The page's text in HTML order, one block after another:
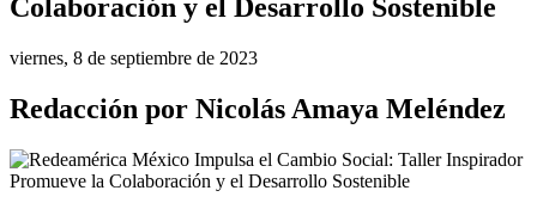
Colaboración y el Desarrollo Sostenible
viernes, 8 de septiembre de 2023
Redacción por Nicolás Amaya Meléndez